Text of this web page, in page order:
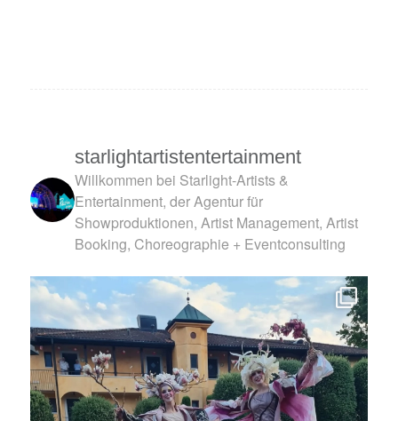
starlightartistentertainment
Willkommen bei Starlight-Artists &
Entertainment, der Agentur für
Showproduktionen, Artist Management, Artist
Booking, Choreographie + Eventconsulting